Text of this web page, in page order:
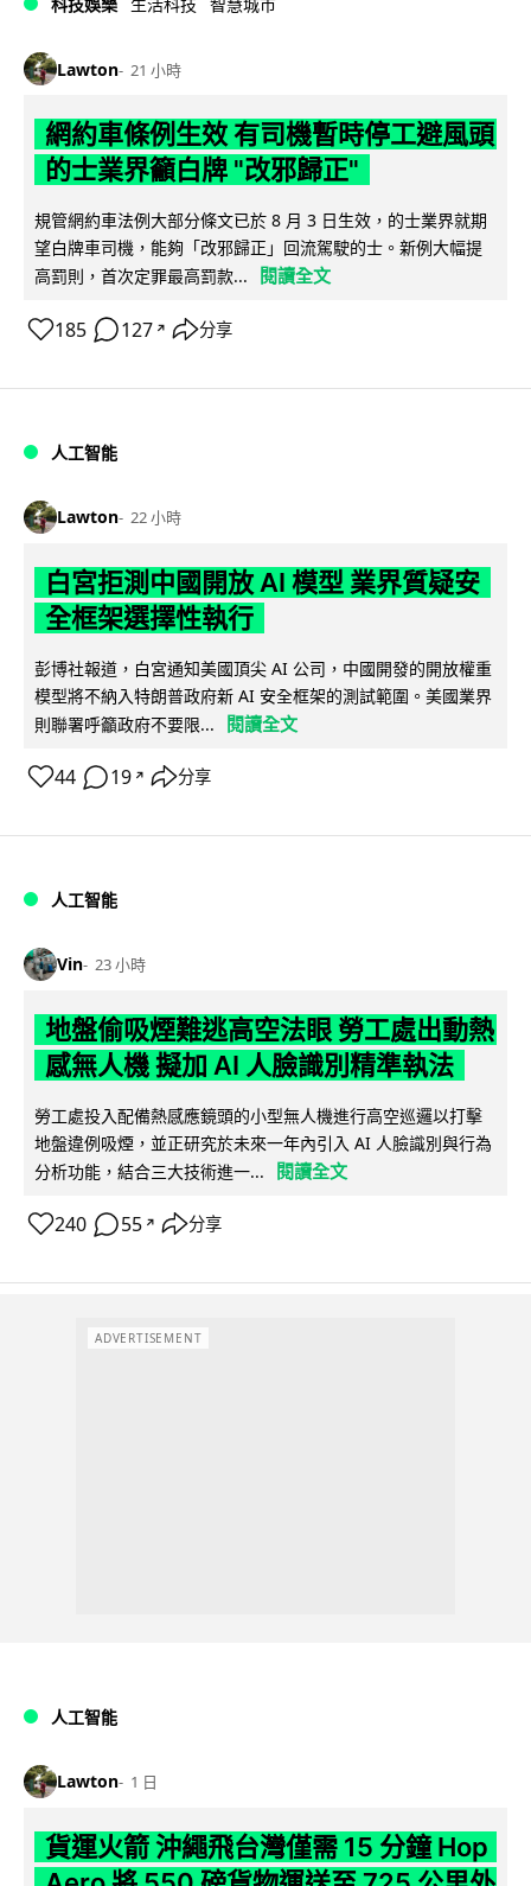
科技娛樂 生活科技 智慧城市
Lawton 21 小時
網約車條例生效 有司機暫時停工避風頭
的士業界籲白牌 "改邪歸正"
規管網約車法例大部分條文已於 8 月 3 日生效，的士業界就期
望白牌車司機，能夠「改邪歸正」回流駕駛的士。新例大幅提
高罰則，首次定罪最高罰款...
閱讀全文
185 127 ↗ 分享
人工智能
Lawton 22 小時
白宮拒測中國開放 AI 模型 業界質疑安
全框架選擇性執行
彭博社報道，白宮通知美國頂尖 AI 公司，中國開發的開放權重
模型將不納入特朗普政府新 AI 安全框架的測試範圍。美國業界
則聯署呼籲政府不要限...
閱讀全文
44 19 ↗ 分享
人工智能
Vin 23 小時
地盤偷吸煙難逃高空法眼 勞工處出動熱
感無人機 擬加 AI 人臉識別精準執法
勞工處投入配備熱感應鏡頭的小型無人機進行高空巡邏以打擊
地盤違例吸煙，並正研究於未來一年內引入 AI 人臉識別與行為
分析功能，結合三大技術進一...
閱讀全文
240 55 ↗ 分享
ADVERTISEMENT
人工智能
Lawton 1 日
貨運火箭 沖繩飛台灣僅需 15 分鐘 Hop